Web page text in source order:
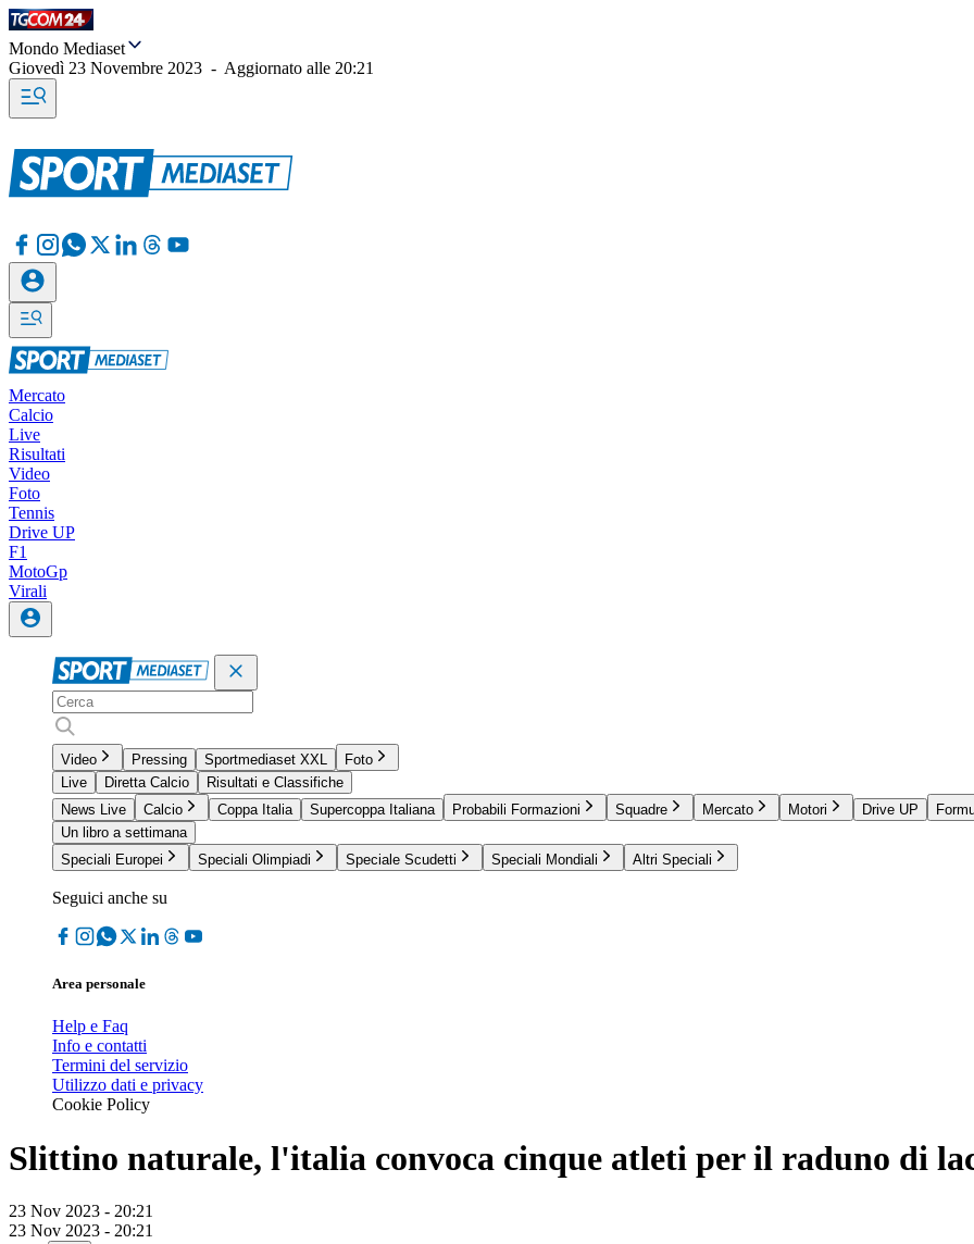
Mondo Mediaset
Giovedì 23 Novembre 2023 - Aggiornato alle 20:21
Mercato
Calcio
Live
Risultati
Video
Foto
Tennis
Drive UP
F1
MotoGp
Virali
Video Pressing Sportmediaset XXL
Foto
Live
Diretta Calcio
Risultati e Classifiche
News Live
Calcio Coppa Italia Supercoppa Italiana Probabili Formazioni Squadre Mercato Motori Drive UP
Un libro a settimana
Speciali Europei
Speciali Olimpiadi Speciale Scudetti Speciali Mondiali Altri Speciali
Seguici anche su
Area personale
Help e Faq
Info e contatti
Termini del servizio
Utilizzo dati e privacy
Cookie Policy
Slittino naturale, l'italia convoca cinque atleti per il raduno di
23 Nov 2023 - 20:21
23 Nov 2023 - 20:21